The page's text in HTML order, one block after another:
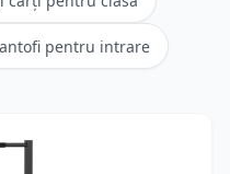
pentru intrare